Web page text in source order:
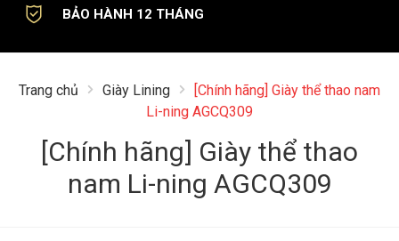
BẢO HÀNH 12 THÁNG
Trang chủ Giày Lining
[Chính hãng] Giày thể thao nam
Li-ning AGCQ309
[Chính hãng] Giày thể thao
nam Li-ning AGCQ309